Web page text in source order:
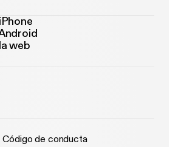
web
Código de conducta